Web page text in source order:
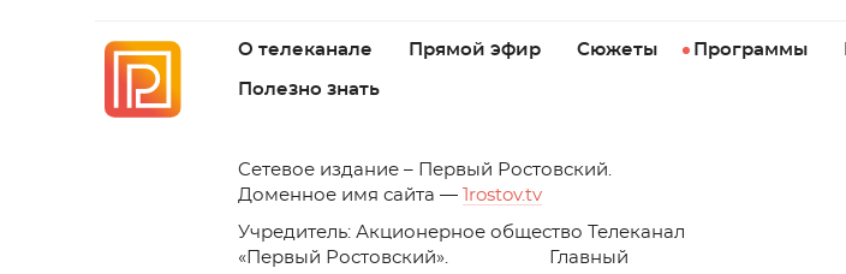
О телеканале Прямой эфир Сюжеты Программы
Полезно знать
Cетевое издание – Первый Ростовский.
Доменное имя сайта —
1rostov.tv
Учредитель: Акционерное общество Телеканал
«Первый Ростовский». Главный